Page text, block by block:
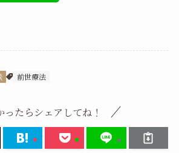
前世療法
ったらシェアしてね！